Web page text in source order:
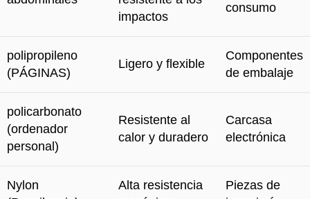
impactos
consumo
polipropileno
(PÁGINAS)
Ligero y flexible
Componentes
de embalaje
policarbonato
(ordenador
personal)
Resistente al
calor y duradero
Carcasa
electrónica
Nylon
Alta resistencia
Piezas de